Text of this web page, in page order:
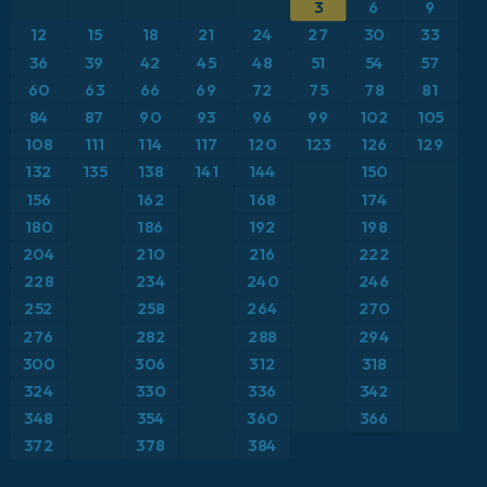
ICON Alemania 2 km
Caribe
Escandinavia
Estados Unidos
Europa
Francia
Grecia
Islandia
Anomalía de temperatura a 850 hPa
CAPE
Precipitación, nubes y presión
Profundidad de nieve
Punto de rocío a 2 m
Ráfagas de Viento Máximas
Ráfagas de viento
3 6
9
12
15 18 21 24 27 30 33
36 39 42 45 48 51 54
57
60
63 66 69 72 75 78 81
84 87 90 93 96 99 102 105
108 111 114 117 120 123 126 129
132 135 138 141 144
150
156
162 168
174
180
186 192
198
204
210 216 222
228 234 240 246
252 258 264
270
276
282 288
294
300
306 312
318
324
330 336 342
348 354 360 366
372 378 384